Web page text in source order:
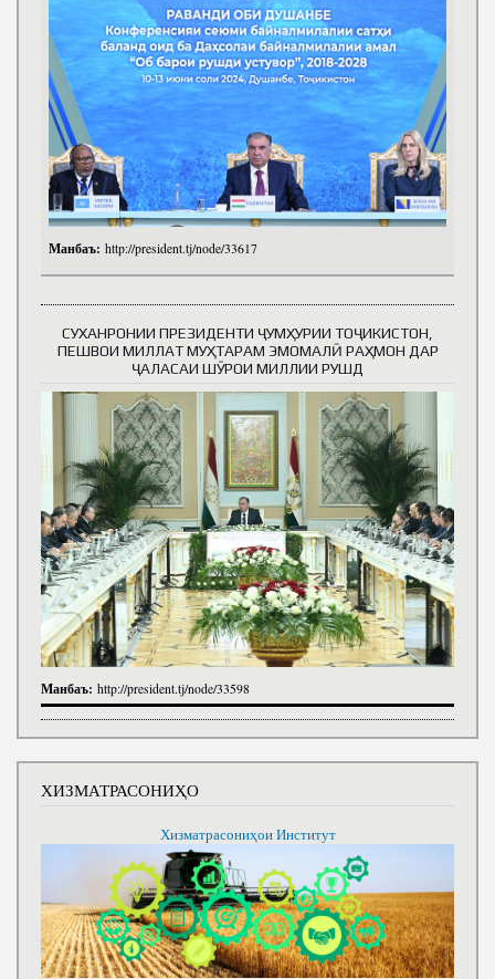
Манбаъ: http://president.tj/node/33617
СУХАНРОНИИ ПРЕЗИДЕНТИ ҶУМҲУРИИ ТОҶИКИСТОН,
ПЕШВОИ МИЛЛАТ МУҲТАРАМ ЭМОМАЛӢ РАҲМОН ДАР
ҶАЛАСАИ ШӮРОИ МИЛЛИИ РУШД
Манбаъ: http://president.tj/node/33598
ХИЗМАТРАСОНИҲО
Хизматрасониҳои Институт